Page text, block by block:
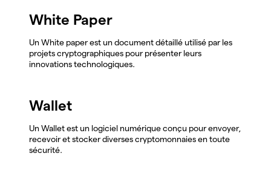
White Paper
Un White paper est un document détaillé utilisé par les
projets cryptographiques pour présenter leurs
innovations technologiques.
Wallet
Un Wallet est un logiciel numérique conçu pour envoyer,
recevoir et stocker diverses cryptomonnaies en toute
sécurité.